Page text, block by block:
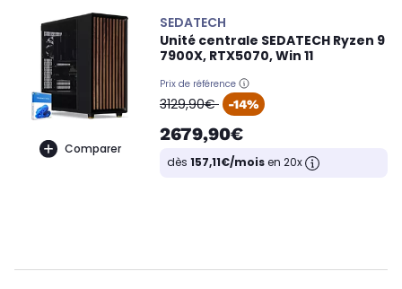
Comparer
SEDATECH
Unité centrale SEDATECH Ryzen 9
7900X, RTX5070, Win 11
Prix de référence
oldPrice
3129,90€ -14%
2679,90€
dès 157,11€/moisen 20x